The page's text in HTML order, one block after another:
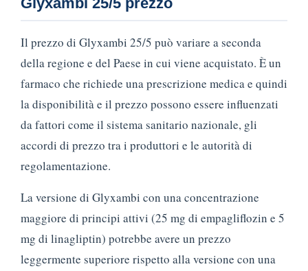
Il prezzo di Glyxambi 25/5 può variare a seconda
della regione e del Paese in cui viene acquistato. È un
farmaco che richiede una prescrizione medica e quindi
la disponibilità e il prezzo possono essere influenzati
da fattori come il sistema sanitario nazionale, gli
accordi di prezzo tra i produttori e le autorità di
regolamentazione.
La versione di Glyxambi con una concentrazione
maggiore di principi attivi (25 mg di empagliflozin e 5
mg di linagliptin) potrebbe avere un prezzo
leggermente superiore rispetto alla versione con una